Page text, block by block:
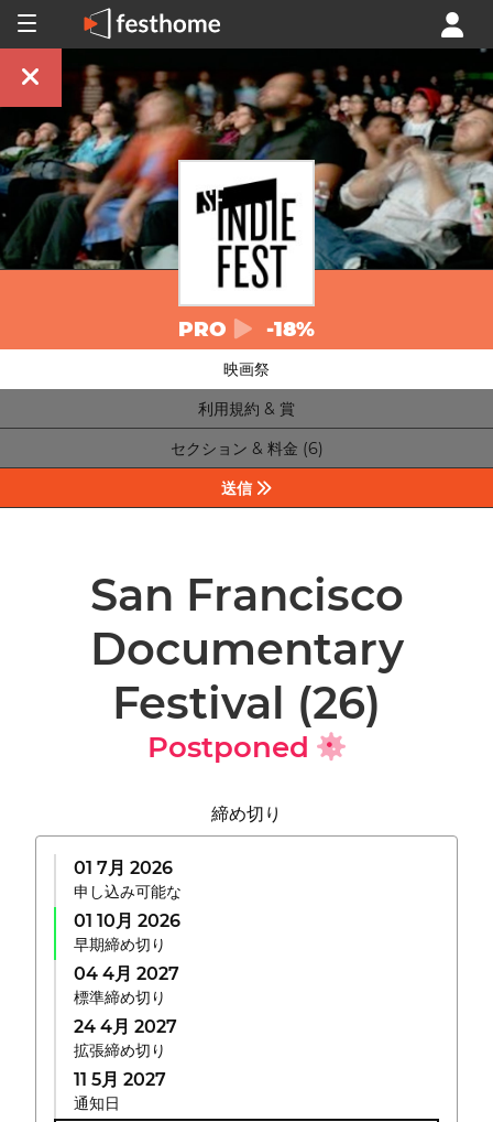
PRO -18%
映画祭
利用規約 & 賞
セクション & 料金 (6)
送信
San Francisco
Documentary
Festival (26)
Postponed
締め切り
01 7月 2026
申し込み可能な
01 10月 2026
早期締め切り
04 4月 2027
標準締め切り
24 4月 2027
拡張締め切り
11 5月 2027
通知日